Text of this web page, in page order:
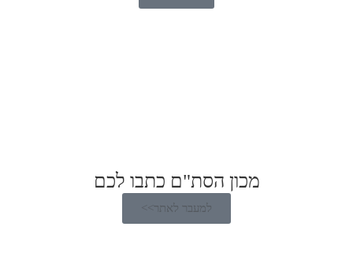
מכון הסת"ם כתבו לכם
למעבר לאתר>>